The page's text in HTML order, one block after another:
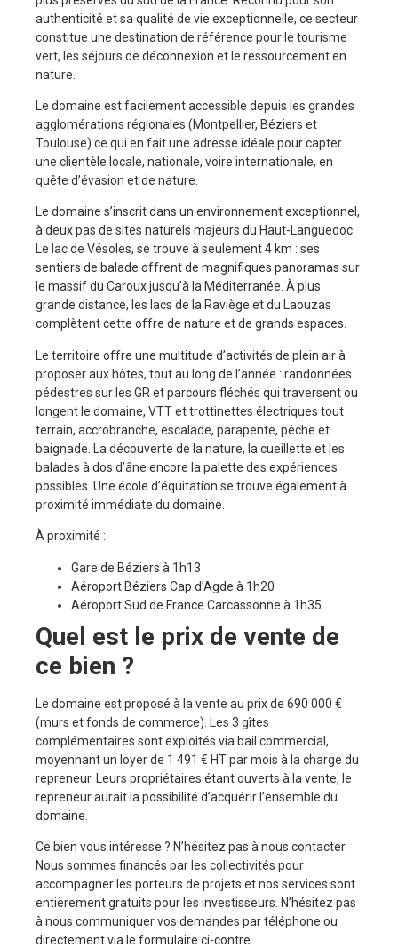
authenticité et sa qualité de vie exceptionnelle, ce secteur
constitue une destination de référence pour le tourisme
vert, les séjours de déconnexion et le ressourcement en
nature.
Le domaine est facilement accessible depuis les grandes
agglomérations régionales (Montpellier, Béziers et
Toulouse) ce qui en fait une adresse idéale pour capter
une clientèle locale, nationale, voire internationale, en
quête d’évasion et de nature.
Le domaine s’inscrit dans un environnement exceptionnel,
à deux pas de sites naturels majeurs du Haut-Languedoc.
Le lac de Vésoles, se trouve à seulement 4 km : ses
sentiers de balade offrent de magnifiques panoramas sur
le massif du Caroux jusqu’à la Méditerranée. À plus
grande distance, les lacs de la Raviège et du Laouzas
complètent cette offre de nature et de grands espaces.
Le territoire offre une multitude d’activités de plein air à
proposer aux hôtes, tout au long de l’année : randonnées
pédestres sur les GR et parcours fléchés qui traversent ou
longent le domaine, VTT et trottinettes électriques tout
terrain, accrobranche, escalade, parapente, pêche et
baignade. La découverte de la nature, la cueillette et les
balades à dos d’âne encore la palette des expériences
possibles. Une école d’équitation se trouve également à
proximité immédiate du domaine.
À proximité :
Gare de Béziers à 1h13
Aéroport Béziers Cap d’Agde à 1h20
Aéroport Sud de France Carcassonne à 1h35
Quel est le prix de vente de
ce bien ?
Le domaine est proposé à la vente au prix de 690 000 €
(murs et fonds de commerce). Les 3 gîtes
complémentaires sont exploités via bail commercial,
moyennant un loyer de 1 491 € HT par mois à la charge du
repreneur. Leurs propriétaires étant ouverts à la vente, le
repreneur aurait la possibilité d’acquérir l’ensemble du
domaine.
Ce bien vous intéresse ? N’hésitez pas à nous contacter.
Nous sommes financés par les collectivités pour
accompagner les porteurs de projets et nos services sont
entièrement gratuits pour les investisseurs. N’hésitez pas
à nous communiquer vos demandes par téléphone ou
directement via le formulaire ci-contre.